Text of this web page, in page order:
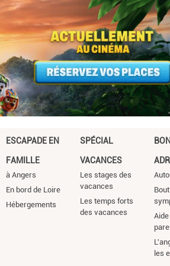
ESCAPADE EN
FAMILLE
à Angers
En bord de Loire
Hébergements
SPÉCIAL
VACANCES
Les stages des
vacances
Les temps forts
des vacances
les